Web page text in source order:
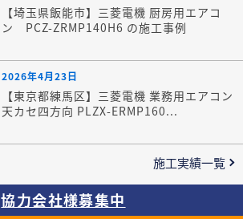
【埼玉県飯能市】三菱電機 厨房用エアコ
ン PCZ-ZRMP140H6 の施工事例
2026年4月23日
【東京都練馬区】三菱電機 業務用エアコン
天カセ四方向 PLZX-ERMP160...
施工実績一覧
協力会社様募集中